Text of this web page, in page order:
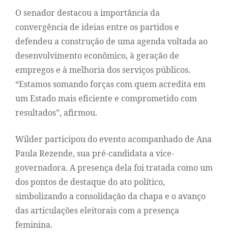
O senador destacou a importância da
convergência de ideias entre os partidos e
defendeu a construção de uma agenda voltada ao
desenvolvimento econômico, à geração de
empregos e à melhoria dos serviços públicos.
“Estamos somando forças com quem acredita em
um Estado mais eficiente e comprometido com
resultados”, afirmou.
Wilder participou do evento acompanhado de Ana
Paula Rezende, sua pré-candidata a vice-
governadora. A presença dela foi tratada como um
dos pontos de destaque do ato político,
simbolizando a consolidação da chapa e o avanço
das articulações eleitorais com a presença
feminina.